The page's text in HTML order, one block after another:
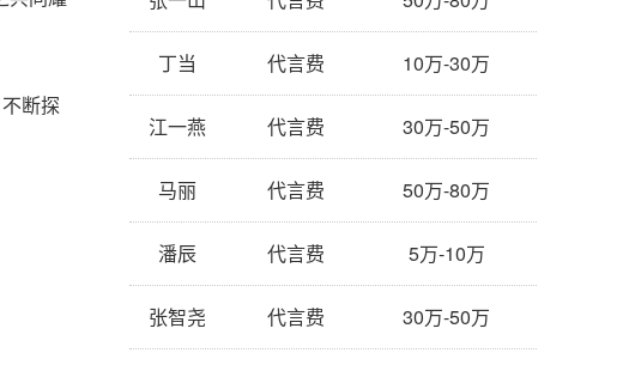
断探
丁当 代言费 10万-30万
江一燕 代言费 30万-50万
马丽 代言费 50万-80万
潘辰 代言费 5万-10万
张智尧 代言费 30万-50万